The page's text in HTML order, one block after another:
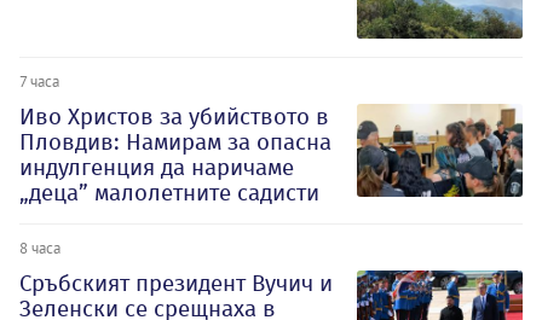
7 часа
Иво Христов за убийството в
Пловдив: Намирам за опасна
индулгенция да наричаме
„деца” малолетните садисти
8 часа
Сръбският президент Вучич и
Зеленски се срещнаха в